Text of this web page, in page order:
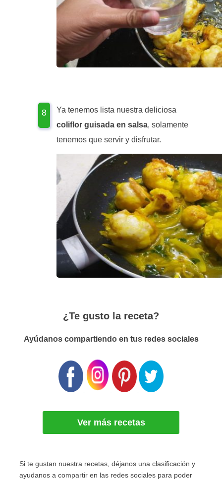
Ya tenemos lista nuestra deliciosa
coliflor guisada en salsa, solamente
tenemos que servir y disfrutar.
¿Te gusto la receta?
Ayúdanos compartiendo en tus redes sociales
Ver más recetas
Si te gustan nuestra recetas, déjanos una clasificación y
ayudanos a compartir en las redes sociales para poder